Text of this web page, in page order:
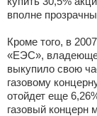
вполне
Кроме того, в
«ЕЭС»,
выкупило свою
газовому
отойдет еще
газовый концерн